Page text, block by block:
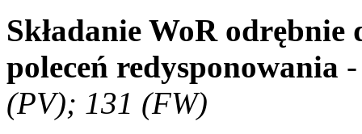
Składanie WoR
poleceń redysponowania
(PV); 131 (FW)